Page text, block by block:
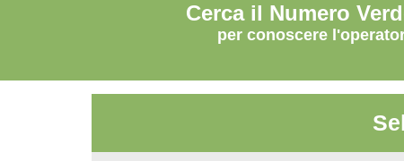
Cerca il Numero
per conoscere